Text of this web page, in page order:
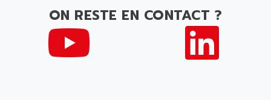
ON RESTE EN CONTACT ?